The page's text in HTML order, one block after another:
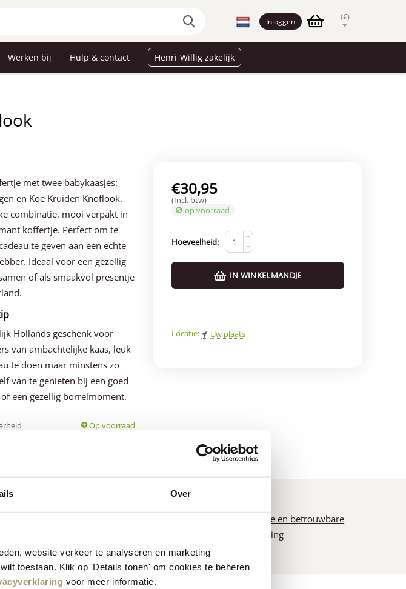
Over
website verkeer te analyseren en marketing
toestaan. Klik op 'Details tonen' om cookies te beheren
voor meer informatie.
Inloggen (€)
Werken bij Hulp & contact Henri Willig zakelijk
met twee babykaasjes:
en Koe Kruiden Knoflook.
combinatie, mooi verpakt in
koffertje. Perfect om te
te geven aan een echte
Ideaal voor een gezellig
of als smaakvol presentje
Hollands geschenk voor
van ambachtelijke kaas, leuk
te doen maar minstens zo
van te genieten bij een goed
een gezellig borrelmoment.
Op voorraad
€30,95
(Incl. btw)
op voorraad
Hoeveelheid:
+
−
IN WINKELMANDJE
Locatie: Uw plaats
Snelle en betrouwbare
levering